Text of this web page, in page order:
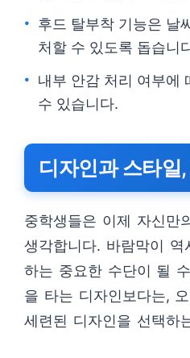
후드 탈부착 기능은 날
처할 수 있도록 돕습니
내부 안감 처리 여부에
수 있습니다.
디자인과 스타일
중학생들은 이제 자신만
생각합니다. 바람막이 역
하는 중요한 수단이 될
을 타는 디자인보다는,
세련된 디자인을 선택하